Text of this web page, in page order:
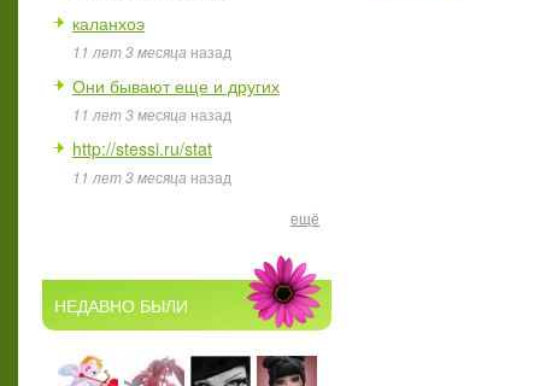
каланхоэ
11 лет 3 месяца назад
Они бывают еще и других
11 лет 3 месяца назад
http://stessi.ru/stat
11 лет 3 месяца назад
ещё
НЕДАВНО БЫЛИ